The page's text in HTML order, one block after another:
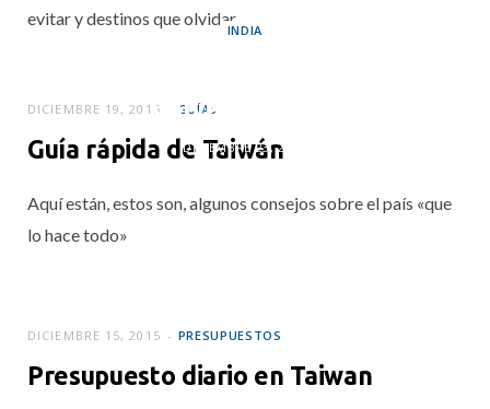
evitar y destinos que olvidar
INDIA
volver a India?
DICIEMBRE 23, 2015
GUÍAS
DICIEMBRE 19, 2015
Guía rápida de Taiwán
Aquí están, estos son, algunos consejos sobre el país «que
lo hace todo»
PRESUPUESTOS
DICIEMBRE 15, 2015
Presupuesto diario en Taiwan